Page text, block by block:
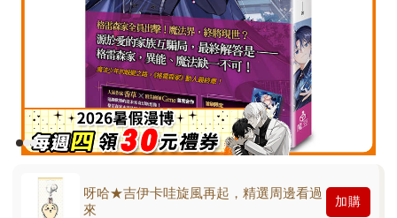
呀哈★吉伊卡哇旋風再起，精選周邊看過
來
加購